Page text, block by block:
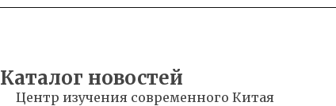
Каталог новостей
Центр изучения современного Китая